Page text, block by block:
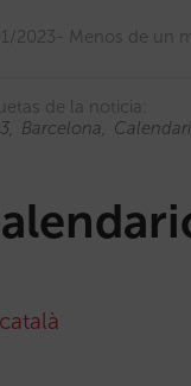
2023 Menos de un
de la noticia:
Barcelona Calendari